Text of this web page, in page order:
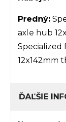
Predný:
axle hub
12x142mm
ĎAĽŠIE